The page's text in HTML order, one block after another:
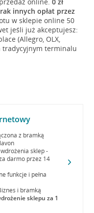
innych opłat przez
w sklepie online 50
jeśli już akceptujesz:
(Allegro, OLX,
tradycyjnym terminalu
z bramką
sklep -
darmo przez 14
funkcje i pełna
i bramką
sklepu za 1